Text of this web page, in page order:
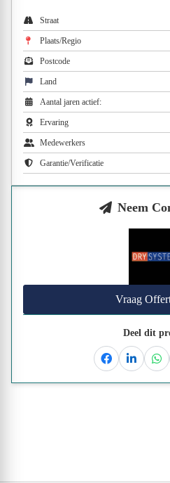
Straat
Plaats/Regio
Postcode
Land
Aantal jaren actief:
Ervaring
Medewerkers
Garantie/Verificatie
Neem
Vraag
Deel dit
FacebookLinkedin